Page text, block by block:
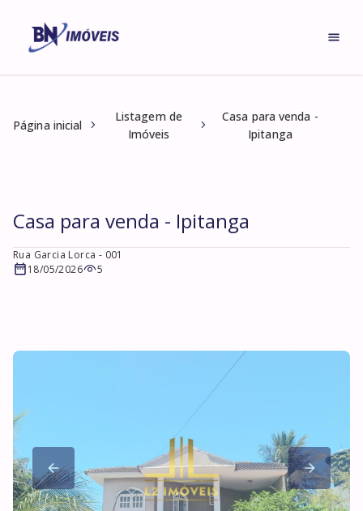
Página inicial
Listagem de
Imóveis
Casa para venda -
Ipitanga
Casa para venda - Ipitanga
Rua Garcia Lorca - 001
18/05/2026
5